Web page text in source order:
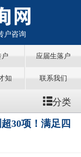
户咨询
户 应届生落户
知 联系我们
分类
30项！满足四